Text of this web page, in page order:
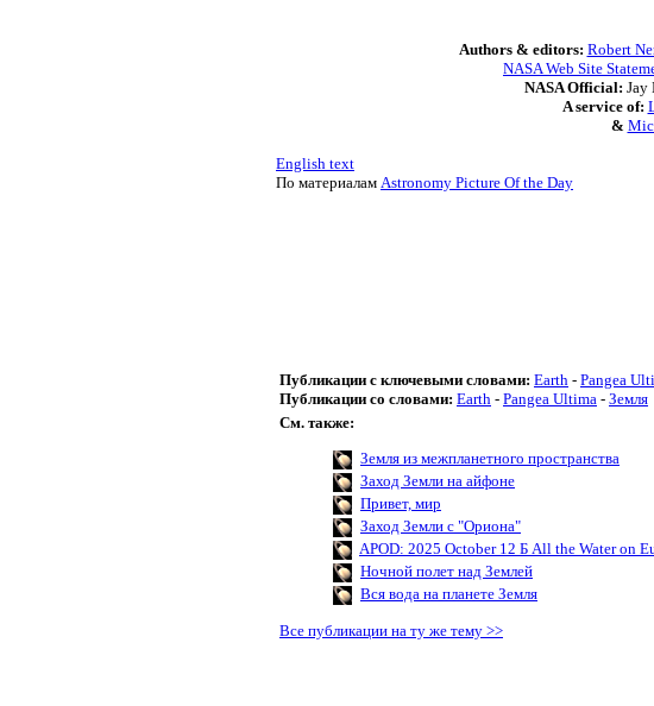
Authors & editors: Robert
NASA Web Site
NASA Official: Jay
A service of:
&
English text
По материалам Astronomy Picture Of the Day
Публикации с ключевыми словами: Earth - Pangea
Публикации со словами: Earth - Pangea Ultima - Земля
См. также:
Земля из межпланетного пространства
Заход Земли на айфоне
Привет, мир
Заход Земли с "Ориона"
APOD: 2025 October 12 Б All the Water on
Ночной полет над Землей
Вся вода на планете Земля
Все публикации на ту же тему >>